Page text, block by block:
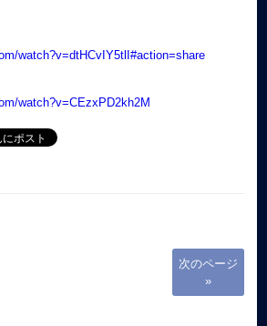
watch?v=dtHCvIY5tlI#action=share
watch?v=CEzxPD2kh2M
次のページ
»